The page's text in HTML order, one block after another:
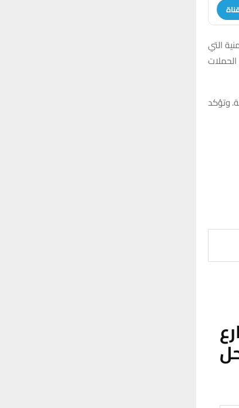
التي
مخالفة ضمن الحملات
وتؤكد